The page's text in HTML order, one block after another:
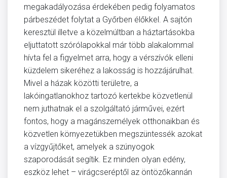
megakadályozása érdekében pedig folyamatos
párbeszédet folytat a Győrben élőkkel. A sajtón
keresztül illetve a közelmúltban a háztartásokba
eljuttatott szórólapokkal már több alakalommal
hívta fel a figyelmet arra, hogy a vérszívók elleni
küzdelem sikeréhez a lakosság is hozzájárulhat.
Mivel a házak közötti területre, a
lakóingatlanokhoz tartozó kertekbe közvetlenül
nem juthatnak el a szolgáltató járművei, ezért
fontos, hogy a magánszemélyek otthonaikban és
közvetlen környezetükben megszüntessék azokat
a vízgyűjtőket, amelyek a szúnyogok
szaporodását segítik. Ez minden olyan edény,
eszköz lehet – virágcseréptől az öntözőkannán